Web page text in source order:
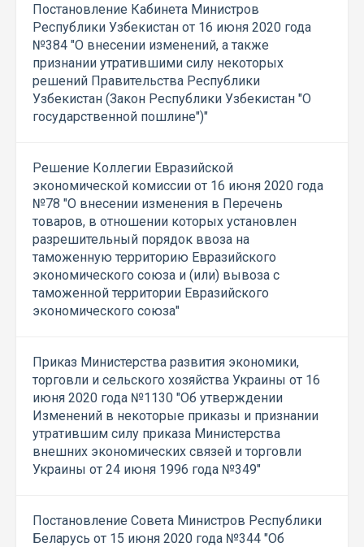
Постановление Кабинета Министров
Республики Узбекистан от 16 июня 2020 года
№384 "О внесении изменений, а также
признании утратившими силу некоторых
решений Правительства Республики
Узбекистан (Закон Республики Узбекистан "О
государственной пошлине")"
Решение Коллегии Евразийской
экономической комиссии от 16 июня 2020 года
№78 "О внесении изменения в Перечень
товаров, в отношении которых установлен
разрешительный порядок ввоза на
таможенную территорию Евразийского
экономического союза и (или) вывоза с
таможенной территории Евразийского
экономического союза"
Приказ Министерства развития экономики,
торговли и сельского хозяйства Украины от 16
июня 2020 года №1130 "Об утверждении
Изменений в некоторые приказы и признании
утратившим силу приказа Министерства
внешних экономических связей и торговли
Украины от 24 июня 1996 года №349"
Постановление Совета Министров Республики
Беларусь от 15 июня 2020 года №344 "Об